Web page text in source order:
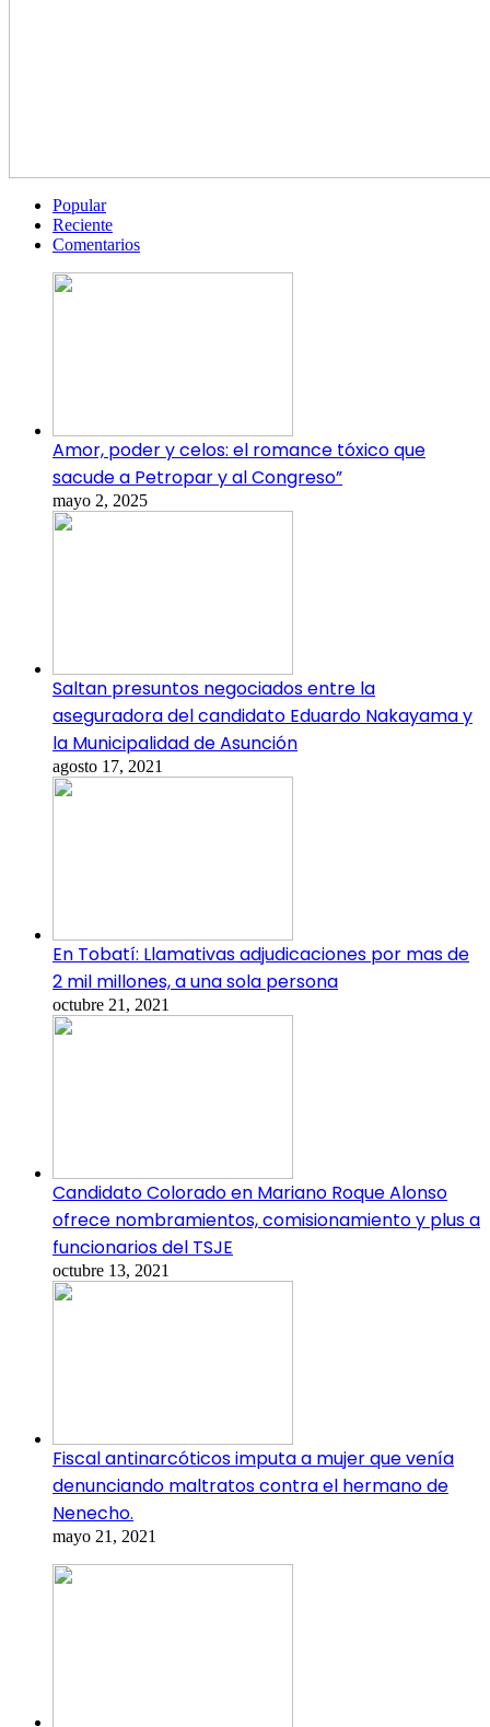
Popular
Reciente
Comentarios
Amor, poder y celos: el romance tóxico que
sacude a Petropar y al Congreso”
mayo 2, 2025
Saltan presuntos negociados entre la
aseguradora del candidato Eduardo Nakayama y
la Municipalidad de Asunción
agosto 17, 2021
En Tobatí: Llamativas adjudicaciones por mas de
2 mil millones, a una sola persona
octubre 21, 2021
Candidato Colorado en Mariano Roque Alonso
ofrece nombramientos, comisionamiento y plus a
funcionarios del TSJE
octubre 13, 2021
Fiscal antinarcóticos imputa a mujer que venía
denunciando maltratos contra el hermano de
Nenecho.
mayo 21, 2021